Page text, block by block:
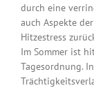
durch eine
auch Aspekte
Hitzestress
Im Sommer ist
Tagesordnung.